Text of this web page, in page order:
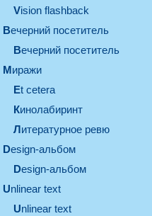
Vision flashback
вечерний посетитель
вечерний посетитель
миражи
et cetera
кинолабиринт
литературное ревю
design-альбом
design-альбом
unlinear text
Unlinear text